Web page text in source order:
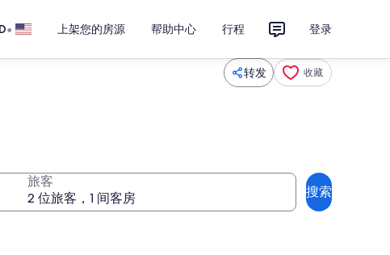
• 上架您的房源 帮助中心 行程 登录
转发 收藏
旅客
搜索